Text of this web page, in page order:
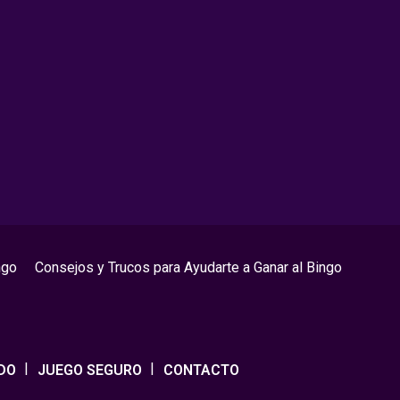
Consejos y Trucos para Ayudarte a Ganar al Bingo
JUEGO SEGURO CONTACTO